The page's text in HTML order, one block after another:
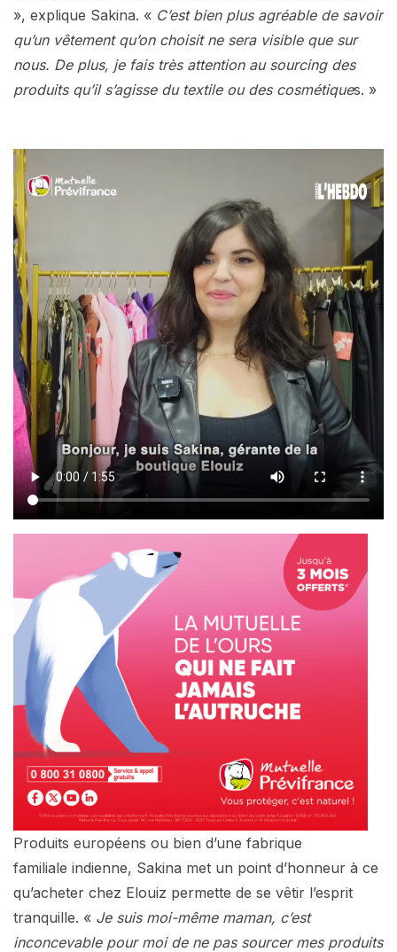
», explique Sakina. « C’est bien plus agréable de savoir
qu’un vêtement qu’on choisit ne sera visible que sur
nous. De plus, je fais très attention au sourcing des
produits qu’il s’agisse du textile ou des cosmétiques. »
Produits européens ou bien d’une fabrique
familiale indienne, Sakina met un point d’honneur à ce
qu’acheter chez Elouiz permette de se vêtir l’esprit
tranquille. « Je suis moi-même maman, c’est
inconcevable pour moi de ne pas sourcer mes produits